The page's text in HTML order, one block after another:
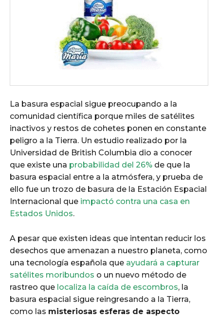
La basura espacial sigue preocupando a la
comunidad científica porque miles de satélites
inactivos y restos de cohetes ponen en constante
peligro a la Tierra. Un estudio realizado por la
Universidad de British Columbia dio a conocer
que existe una probabilidad del 26% de que la
basura espacial entre a la atmósfera, y prueba de
ello fue un trozo de basura de la Estación Espacial
Internacional que impactó contra una casa en
Estados Unidos.
A pesar que existen ideas que intentan reducir los
desechos que amenazan a nuestro planeta, como
una tecnología española que ayudará a capturar
satélites moribundos o un nuevo método de
rastreo que localiza la caída de escombros, la
basura espacial sigue reingresando a la Tierra,
como las misteriosas esferas de aspecto